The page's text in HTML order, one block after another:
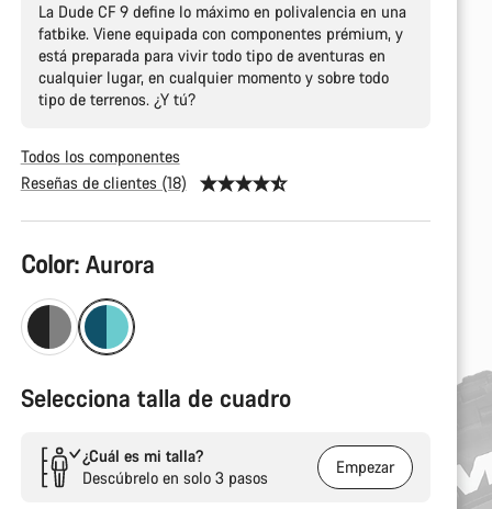
La Dude CF 9 define lo máximo en polivalencia en una
fatbike. Viene equipada con componentes prémium, y
está preparada para vivir todo tipo de aventuras en
cualquier lugar, en cualquier momento y sobre todo
tipo de terrenos. ¿Y tú?
Todos los componentes
Reseñas de clientes (18)
Configuración
del
producto
Color: Aurora
Selecciona talla de cuadro
¿Cuál es mi talla?
Descúbrelo en solo 3 pasos
Empezar